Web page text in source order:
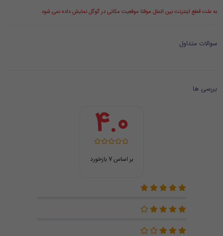
به علت قطع اینترنت بین الملل موقتا موقعیت مکانی در گوگل نمایش داده نمی شود
سوالات متداول
بررسی ها
4.0
بر اساس 7 بازخورد